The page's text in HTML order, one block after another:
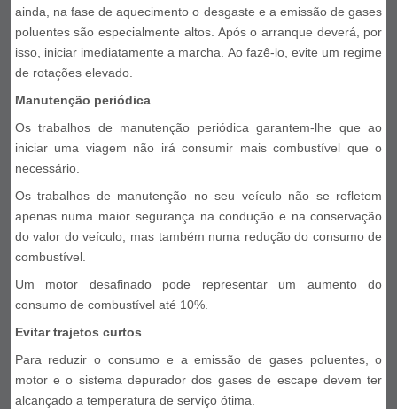
ainda, na fase de aquecimento o desgaste e a emissão de gases
poluentes são especialmente altos. Após o arranque deverá, por
isso, iniciar imediatamente a marcha. Ao fazê-lo, evite um regime
de rotações elevado.
Manutenção periódica
Os trabalhos de manutenção periódica garantem-lhe que ao
iniciar uma viagem não irá consumir mais combustível que o
necessário.
Os trabalhos de manutenção no seu veículo não se refletem
apenas numa maior segurança na condução e na conservação
do valor do veículo, mas também numa redução do consumo de
combustível.
Um motor desafinado pode representar um aumento do
consumo de combustível até 10%.
Evitar trajetos curtos
Para reduzir o consumo e a emissão de gases poluentes, o
motor e o sistema depurador dos gases de escape devem ter
alcançado a temperatura de serviço ótima.